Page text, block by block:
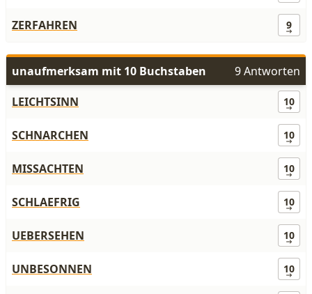
ZERFAHREN 9
unaufmerksam mit 10 Buchstaben
9 Antworten
LEICHTSINN
10
SCHNARCHEN 10
MISSACHTEN 10
SCHLAEFRIG 10
UEBERSEHEN 10
UNBESONNEN 10